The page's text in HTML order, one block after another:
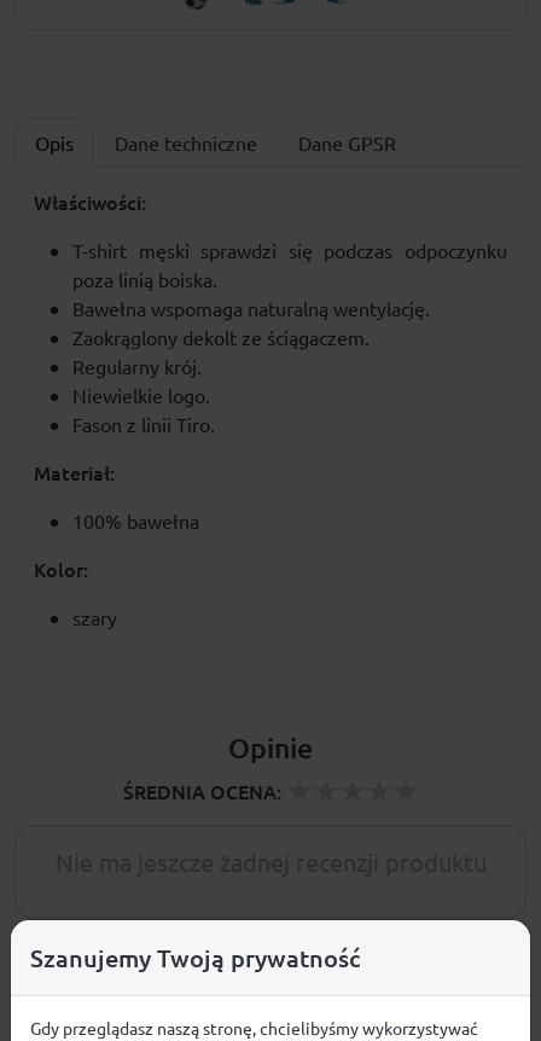
Opis Dane techniczne Dane GPSR
Właściwości:
T-shirt męski sprawdzi się podczas odpoczynku
poza linią boiska.
Bawełna wspomaga naturalną wentylację.
Zaokrąglony dekolt ze ściągaczem.
Regularny krój.
Niewielkie logo.
Fason z linii Tiro.
Materiał:
100% bawełna
Kolor:
szary
Opinie
ŚREDNIA OCENA:
Pytania i odpowiedzi
Szanujemy Twoją prywatność
Gdy przeglądasz naszą stronę, chcielibyśmy wykorzystywać